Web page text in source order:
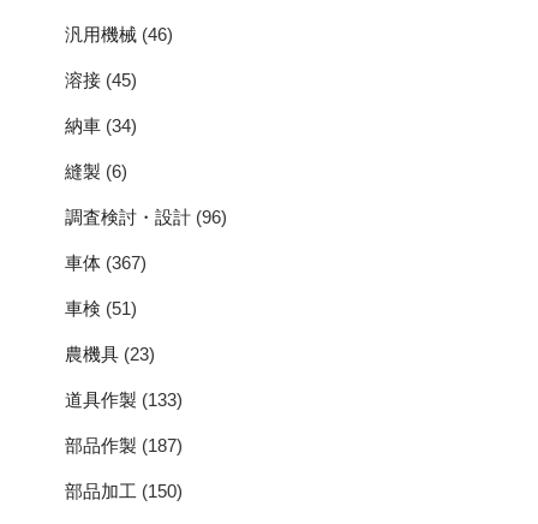
汎用機械 (46)
溶接 (45)
納車 (34)
縫製 (6)
調査検討・設計 (96)
車体 (367)
車検 (51)
農機具 (23)
道具作製 (133)
部品作製 (187)
部品加工 (150)